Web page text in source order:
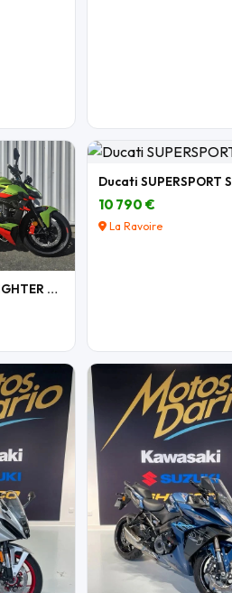
Ducati STREETFIGHTER V4 LAMBORGHINI N°349/630
Ducati SUPERSPORT S
10 790 €
La Ravoire